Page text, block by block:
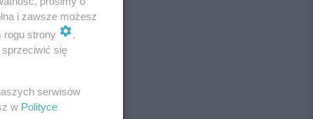
i zawsze możesz
rogu strony
się
serwisów
w Polityce